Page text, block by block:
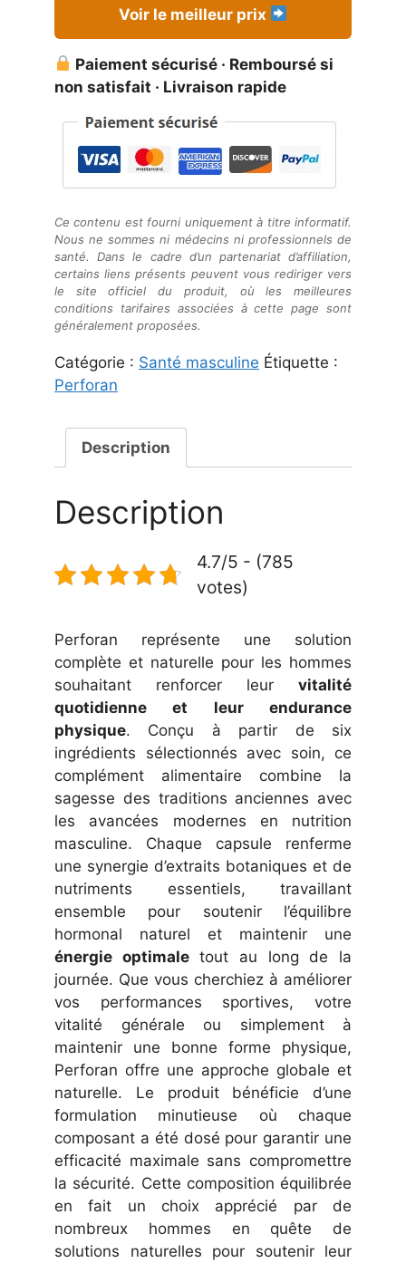
Voir le meilleur prix
Paiement sécurisé · Remboursé si
non satisfait · Livraison rapide
Ce contenu est fourni uniquement à titre informatif.
Nous ne sommes ni médecins ni professionnels de
santé. Dans le cadre d’un partenariat d’affiliation,
certains liens présents peuvent vous rediriger vers
le site officiel du produit, où les meilleures
conditions tarifaires associées à cette page sont
généralement proposées.
Catégorie : Santé masculine Étiquette :
Perforan
Description
Description
4.7/5 - (785
votes)
Perforan représente une solution
complète et naturelle pour les hommes
souhaitant renforcer leur vitalité
quotidienne et leur endurance
physique. Conçu à partir de six
ingrédients sélectionnés avec soin, ce
complément alimentaire combine la
sagesse des traditions anciennes avec
les avancées modernes en nutrition
masculine. Chaque capsule renferme
une synergie d’extraits botaniques et de
nutriments essentiels, travaillant
ensemble pour soutenir l’équilibre
hormonal naturel et maintenir une
énergie optimaletout au long de la
journée. Que vous cherchiez à améliorer
vos performances sportives, votre
vitalité générale ou simplement à
maintenir une bonne forme physique,
Perforan offre une approche globale et
naturelle. Le produit bénéficie d’une
formulation minutieuse où chaque
composant a été dosé pour garantir une
efficacité maximale sans compromettre
la sécurité. Cette composition équilibrée
en fait un choix apprécié par de
nombreux hommes en quête de
solutions naturelles pour soutenir leur